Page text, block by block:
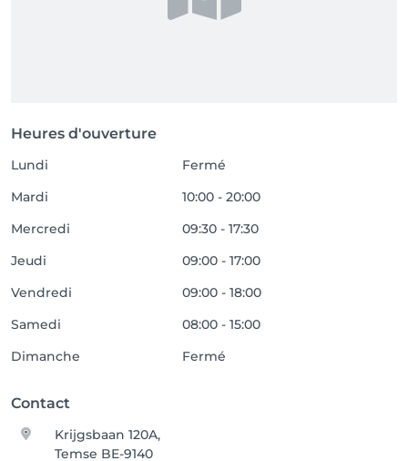
Heures d'ouverture
Lundi
Fermé
Mardi
10:00 - 20:00
Mercredi
09:30 - 17:30
Jeudi
09:00 - 17:00
Vendredi
09:00 - 18:00
Samedi
08:00 - 15:00
Dimanche
Fermé
Contact
Krijgsbaan 120A,
Temse BE-9140